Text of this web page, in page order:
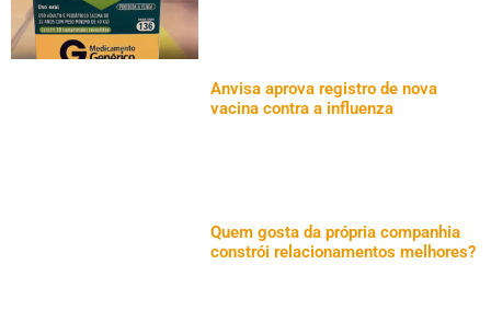
Anvisa aprova registro de nova
vacina contra a influenza
Quem gosta da própria companhia
constrói relacionamentos melhores?